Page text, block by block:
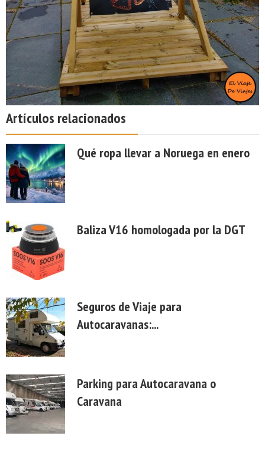
Artículos relacionados
Qué ropa llevar a Noruega en enero
Baliza V16 homologada por la DGT
Seguros de Viaje para
Autocaravanas:...
Parking para Autocaravana o
Caravana